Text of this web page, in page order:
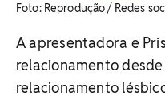
Foto: Reprodução / Redes
A apresentadora e
relacionamento
relacionamento